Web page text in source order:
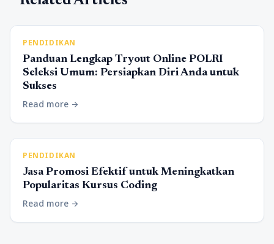
PENDIDIKAN
Panduan Lengkap Tryout Online POLRI
Seleksi Umum: Persiapkan Diri Anda untuk
Sukses
Read more arrow_forward
PENDIDIKAN
Jasa Promosi Efektif untuk Meningkatkan
Popularitas Kursus Coding
Read more arrow_forward